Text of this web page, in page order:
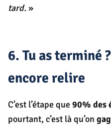
tard. »
6. Tu as terminé
encore relire
C’est l’étape que90% des
pourtant, c’est là qu’on